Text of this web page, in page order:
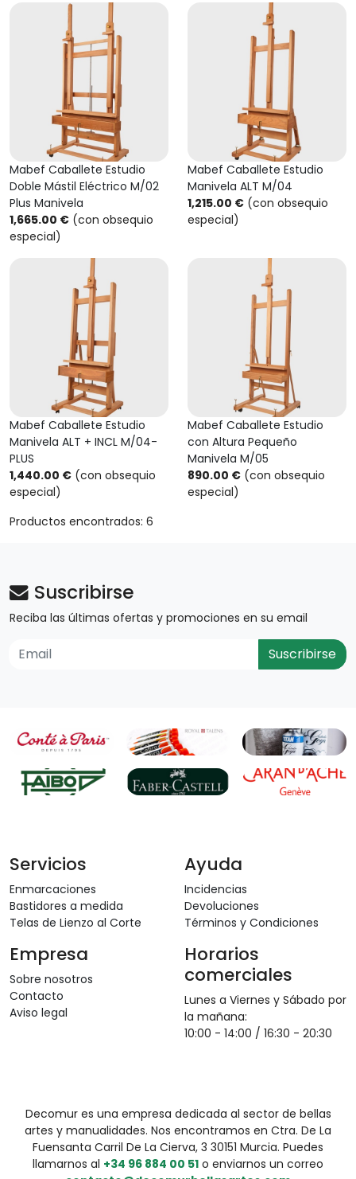
Mabef Caballete Estudio
Doble Mástil Eléctrico M/02
Plus Manivela
1,665.00 € (con obsequio
especial)
Mabef Caballete Estudio
Manivela ALT M/04
1,215.00 € (con obsequio
especial)
Mabef Caballete Estudio
Manivela ALT + INCL M/04-
PLUS
1,440.00 € (con obsequio
especial)
Mabef Caballete Estudio
con Altura Pequeño
Manivela M/05
890.00 € (con obsequio
especial)
Productos encontrados: 6
Suscribirse
Reciba las últimas ofertas y promociones en su email
Suscribirse
Servicios
Enmarcaciones
Bastidores a medida
Telas de Lienzo al Corte
Ayuda
Incidencias
Devoluciones
Términos y Condiciones
Empresa
Sobre nosotros
Contacto
Aviso legal
Horarios
comerciales
Lunes a Viernes y Sábado por
la mañana:
10:00 - 14:00 / 16:30 - 20:30
Decomur es una empresa dedicada al sector de bellas
artes y manualidades. Nos encontramos en Ctra. De La
Fuensanta Carril De La Cierva, 3 30151 Murcia. Puedes
llamarnos al +34 96 884 00 51 o enviarnos un correo